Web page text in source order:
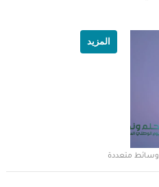
المزيد
وسائط متعددة